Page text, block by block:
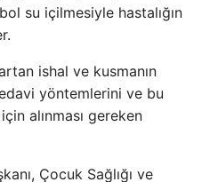
su içilmesiyle hastalığın
ishal ve kusmanın
yöntemlerini ve bu
alınması gereken
Çocuk Sağlığı ve